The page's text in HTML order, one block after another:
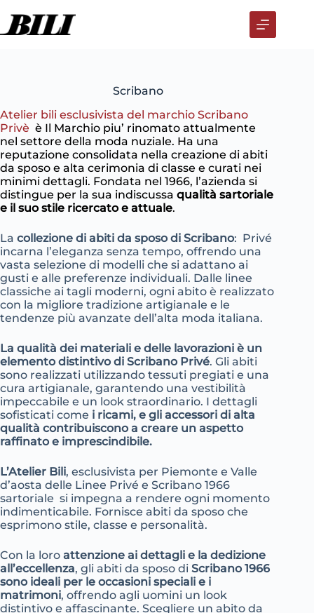
contenuto
Scribano
Atelier bili esclusivista del marchio Scribano
Privè è Il Marchio piu’ rinomato attualmente
nel settore della moda nuziale. Ha una
reputazione consolidata nella creazione di abiti
da sposo e alta cerimonia di classe e curati nei
minimi dettagli. Fondata nel 1966, l’azienda si
distingue per la sua indiscussa qualità sartoriale
e il suo stile ricercato e attuale.
La collezione di abiti da sposo di Scribano: Privé
incarna l’eleganza senza tempo, offrendo una
vasta selezione di modelli che si adattano ai
gusti e alle preferenze individuali. Dalle linee
classiche ai tagli moderni, ogni abito è realizzato
con la migliore tradizione artigianale e le
tendenze più avanzate dell’alta moda italiana.
La qualità dei materiali e delle lavorazioni è un
elemento distintivo di Scribano Privé. Gli abiti
sono realizzati utilizzando tessuti pregiati e una
cura artigianale, garantendo una vestibilità
impeccabile e un look straordinario. I dettagli
sofisticati come i ricami, e gli accessori di alta
qualità contribuiscono a creare un aspetto
raffinato e imprescindibile.
L’Atelier Bili, esclusivista per Piemonte e Valle
d’aosta delle Linee Privé e Scribano 1966
sartoriale si impegna a rendere ogni momento
indimenticabile. Fornisce abiti da sposo che
esprimono stile, classe e personalità.
Con la loro attenzione ai dettagli e la dedizione
all’eccellenza, gli abiti da sposo di Scribano 1966
sono ideali per le occasioni speciali e i
matrimoni, offrendo agli uomini un look
distintivo e affascinante. Scegliere un abito da